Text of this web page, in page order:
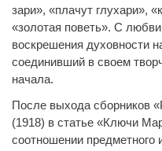
зари», «плачут глухари»,
«золотая поветь». С
воскрешения духовности
соединивший в своем
начала.
После выхода сборников
(1918) в статье «Ключи
соотношении предметного